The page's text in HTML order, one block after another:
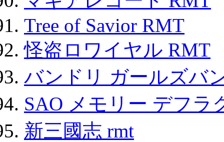
Tree of Savior RMT
怪盗ロワイヤル RMT
バンドリ ガールズバ
SAO メモリー デフラ
新三國志 rmt